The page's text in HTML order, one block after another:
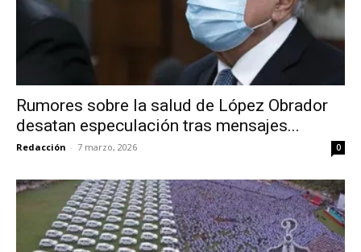
Rumores sobre la salud de López Obrador
desatan especulación tras mensajes...
Redacción - 7 marzo, 2026 0